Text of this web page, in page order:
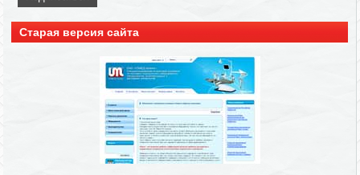
Старая версия сайта